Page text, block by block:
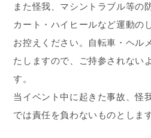
また怪我、マシントラブル等の
カート・ハイヒールなど運動の
お控えください。自転車・ヘル
たしますので、ご持参されない
す。
当イベント中に起きた事故、怪
では責任を負わないものとします